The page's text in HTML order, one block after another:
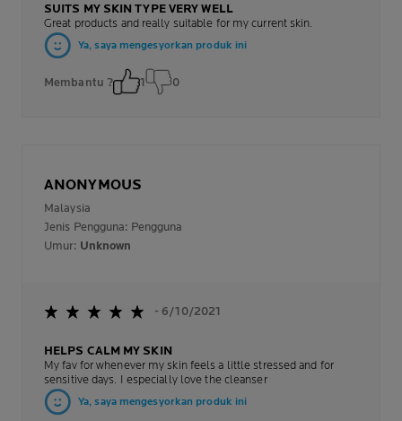
SUITS MY SKIN TYPE VERY WELL
Great products and really suitable for my current skin.
Ya, saya mengesyorkan produk ini
Membantu ? 1 0
ANONYMOUS
Malaysia
Jenis Pengguna: Pengguna
Umur: Unknown
- 6/10/2021
HELPS CALM MY SKIN
My fav for whenever my skin feels a little stressed and for
sensitive days. I especially love the cleanser
Ya, saya mengesyorkan produk ini